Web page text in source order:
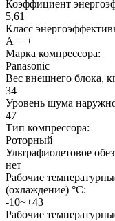
Коэффициент
5,61
Класс
A+++
Марка компрессора:
Panasonic
Вес внешнего блока,
34
Уровень шума
47
Тип компрессора:
Роторный
Ультрафиолетовое
нет
Рабочие
(охлаждение) °C:
-10~+43
Рабочие